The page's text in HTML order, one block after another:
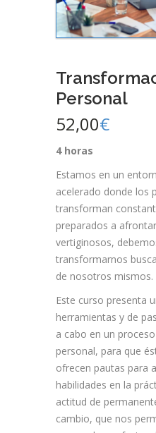
Personal
52,00€
4 horas
Estamos en un
acelerado donde los
transforman
preparados a
vertiginosos,
transformarnos
de nosotros mismos.
Este curso presenta
herramientas y de
a cabo en un
personal, para que
ofrecen pautas para
habilidades en la
actitud de
cambio, que nos